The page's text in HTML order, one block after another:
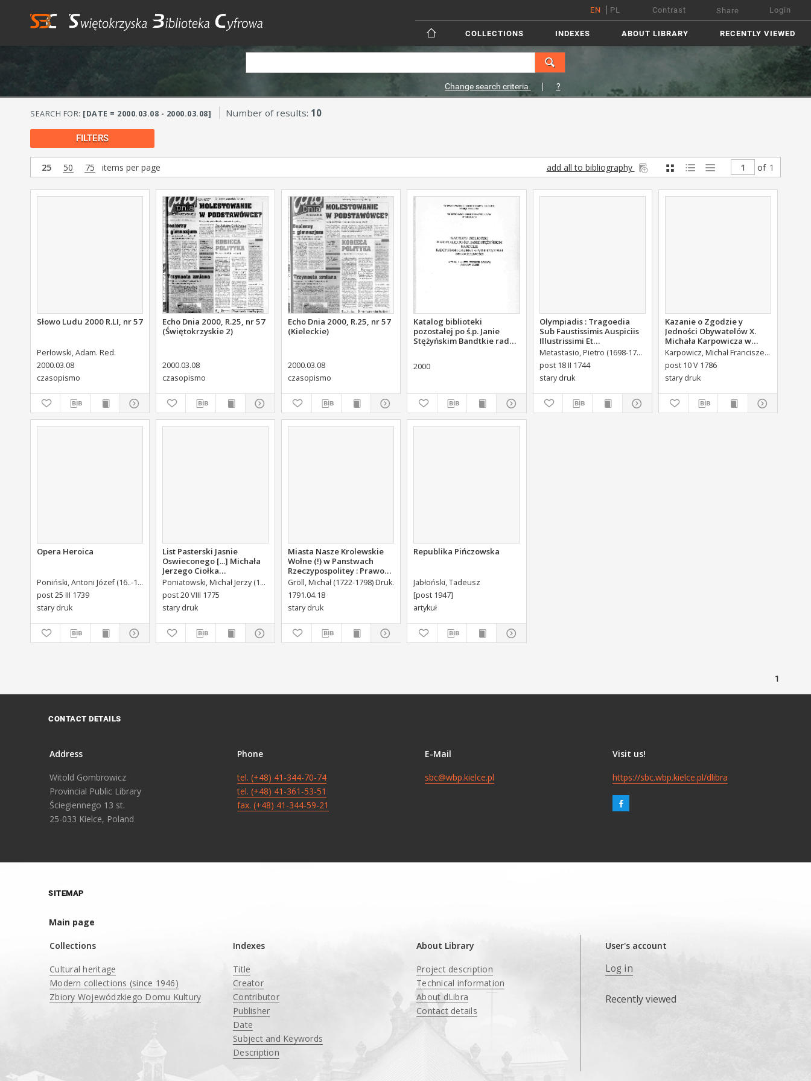
EN PL Contrast Share Login
COLLECTIONS INDEXES ABOUT LIBRARY RECENTLY VIEWED
Change search criteria ?
SEARCH FOR: [DATE = 2000.03.08 - 2000.03.08] Number of results: 10
FILTERS
25 50 75 items per page add all to bibliography of 1
Słowo Ludu 2000 R.LI, nr 57
Perłowski, Adam. Red.
2000.03.08
czasopismo
Echo Dnia 2000, R.25, nr 57
(Świętokrzyskie 2)
2000.03.08
czasopismo
Echo Dnia 2000, R.25, nr 57
(Kieleckie)
2000.03.08
czasopismo
Katalog biblioteki
pozostałej po ś.p. Janie
Stężyńskim Bandtkie radcy
2000
Olympiadis : Tragoedia
Sub Faustissimis Auspiciis
Illustrissimi Et
Eccellentissimi Comitis De
Brühl Liberi Baronis de
Forste & de Pfoerthen [...]
Metastasio, Pietro (1698-1782) Portalupi, Antoni Maria (1713-1791) Tł.
post 18 II 1744
stary druk
Kazanie o Zgodzie y
Jedności Obywatelów X.
Michała Karpowicza w
Uroczystosc Imienin [...]
Stanisława Augusta Krola
Miane [...].
Karpowicz, Michał Franciszek (1744-1803)
post 10 V 1786
stary druk
Opera Heroica
Poniński, Antoni Józef (16..-1742). Królikiewicz, Jan Maksymilian. Wyd. August III Sas (król Polski ; 1696-1763). Adr. ded. Konarski, Stanisław (1700-1773).
post 25 III 1739
stary druk
List Pasterski Jasnie
Oswieconego [...] Michała
Jerzego Ciołka
Poniatowskiego Biskupa
Płockiego Xiązęcia
Pułtuskiego [...] Do Oboyga
Stanu Tak Duchownego,
Swoiey Roku Panskiego
1775 [...] Wydany.
Poniatowski, Michał Jerzy (1736-1794)
post 20 VIII 1775
stary druk
Miasta Nasze Krolewskie
Wołne (!) w Panstwach
Rzeczypospolitey : Prawo
uchwalone Dnia 18.
kwietnia 1791.
Gröll, Michał (1722-1798) Druk.
1791.04.18
stary druk
Republika Pińczowska
Jabłoński, Tadeusz
[post 1947]
artykuł
1
CONTACT DETAILS
Address
Witold Gombrowicz
Provincial Public Library
Ściegiennego 13 st.
25-033 Kielce, Poland
Phone
tel. (+48) 41-344-70-74
tel. (+48) 41-361-53-51
fax. (+48) 41-344-59-21
E-Mail
sbc@wbp.kielce.pl
Visit us!
https://sbc.wbp.kielce.pl/dlibra
SITEMAP
Main page
Collections
Cultural heritage
Modern collections (since 1946)
Zbiory Wojewódzkiego Domu Kultury
Indexes
Title
Creator
Contributor
Publisher
Date
Subject and Keywords
Description
About Library
Project description
Technical information
About dLibra
Contact details
User's account
Log in
Recently viewed